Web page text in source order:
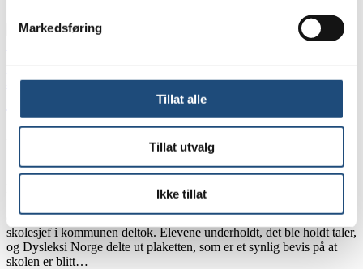
Markedsføring
Tillat alle
Tillat utvalg
Ikke tillat
Markering av at Bråte skole er blitt
På tirsdag var Dysleksi Norge og Dysleksi Romerike til stede da
Bråte skole i Aurskog-Høland markerte at de er blitt
dysleksivennlige. Hele skolen var samlet, og både kommunalsjef og
skolesjef i kommunen deltok. Elevene underholdt, det ble holdt taler,
og Dysleksi Norge delte ut plaketten, som er et synlig bevis på at
skolen er blitt…